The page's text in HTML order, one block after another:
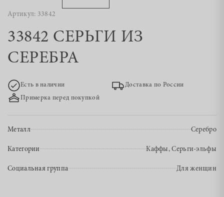
Артикул: 33842
33842 СЕРЬГИ ИЗ
СЕРЕБРА
Есть в наличии
Доставка по России
Примерка перед покупкой
Металл Серебро
Категории Каффы, Серьги-эльфы
Социальная группа Для женщин